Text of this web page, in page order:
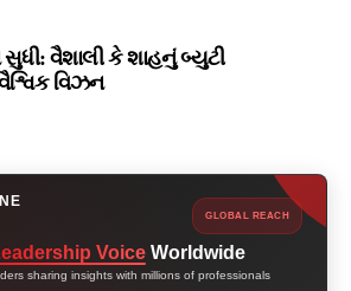
વૈશાલી કે શાહનું બ્યુટી
વિઝન
GLOBAL REACH
Voice Worldwide
sharing insights with millions of professionals